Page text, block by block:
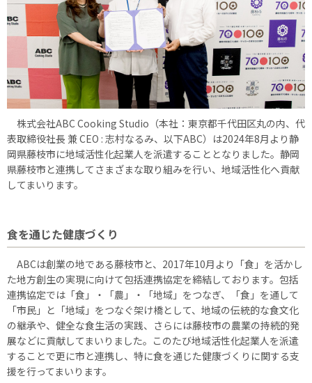
株式会社ABC Cooking Studio（本社：東京都千代田区丸の内、代
表取締役社長 兼 CEO : 志村なるみ、以下ABC）は2024年8月より静
岡県藤枝市に地域活性化起業人を派遣することとなりました。静岡
県藤枝市と連携してさまざまな取り組みを行い、地域活性化へ貢献
してまいります。
食を通じた健康づくり
ABCは創業の地である藤枝市と、2017年10月より「食」を活かし
た地方創生の実現に向けて包括連携協定を締結しております。包括
連携協定では「食」・「農」・「地域」をつなぎ、「食」を通して
「市民」と「地域」をつなぐ架け橋として、地域の伝統的な食文化
の継承や、健全な食生活の実践、さらには藤枝市の農業の持続的発
展などに貢献してまいりました。このたび地域活性化起業人を派遣
することで更に市と連携し、特に食を通じた健康づくりに関する支
援を行ってまいります。